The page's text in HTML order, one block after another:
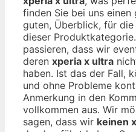
finden Sie bei uns
guten, Überblick, für
dieser
passieren, dass wir
deren xperia x ultra
haben. Ist das der Fall,
und ohne Probleme
Anmerkung in den
vollkommen aus. Wir
sagen, dass wir keinen